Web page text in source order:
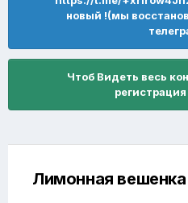
новый !(мы
Чтоб Видеть весь
Лимонная